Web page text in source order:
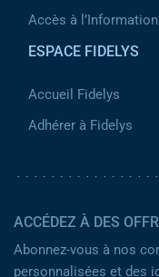
Accès à l’Information
ESPACE FIDELYS
Accueil Fidelys
Adhérer à Fidelys
ACCÉDEZ À DES
Abonnez-vous à nos
personnalisées et des